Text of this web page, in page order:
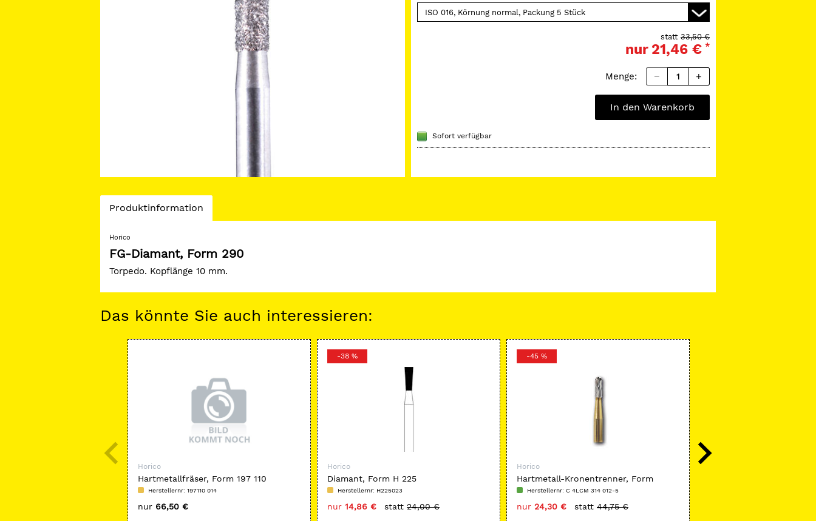
33,50 €
statt
nur 21,46 € *
Menge:
In den Warenkorb
Sofort verfügbar
Current
Produktinformation
Horico
FG-Diamant, Form 290
Torpedo. Kopflänge 10 mm.
Das könnte Sie auch interessieren:
Horico
Hartmetallfräser, Form 197 110
Herstellernr: 197110 014
nur 66,50 €
-38 %
Horico
Diamant, Form H 225
Herstellernr: H225023
nur 14,86 € statt 24,00 €
-45 %
Horico
Hartmetall-Kronentrenner, Form
C4LCM
Herstellernr: C 4LCM 314 012-5
nur 24,30 € statt 44,75 €